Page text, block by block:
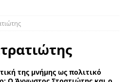
της μνήμης ως πολιτικό